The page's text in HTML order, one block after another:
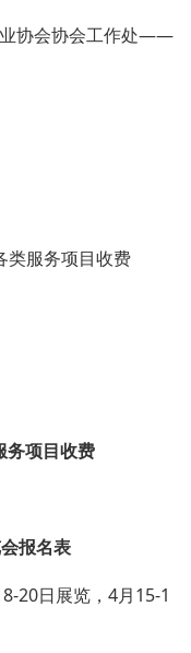
业协会协会工作处——
类服务项目收费
务项目收费
报名表
20日展览，4月15-1